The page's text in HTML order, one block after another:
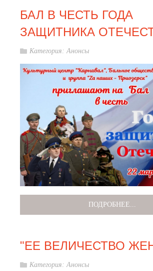
БАЛ В ЧЕСТЬ ГОДА
ЗАЩИТНИКА
Категория: Анонсы
ПОДРОБНЕЕ...
"ЕЕ ВЕЛИЧЕСТВО
Категория: Анонсы